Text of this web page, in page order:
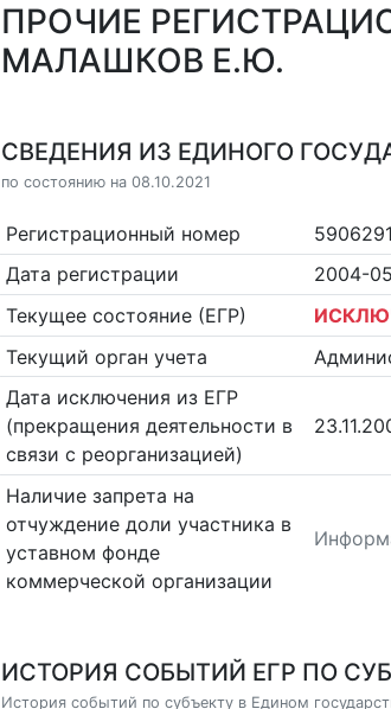
ПРОЧИЕ
МАЛАШКОВ Е.Ю.
СВЕДЕНИЯ ИЗ ЕДИНОГО
по состоянию на 08.10.2021
Регистрационный номер
Дата регистрации
2004-
Текущее состояние (ЕГР)
Текущий орган учета
Дата исключения из ЕГР
(прекращения деятельности в
связи с реорганизацией)
Наличие запрета на
отчуждение доли участника в
уставном фонде
коммерческой организации
ИСТОРИЯ СОБЫТИЙ ЕГР ПО
История событий по субъекту в Едином